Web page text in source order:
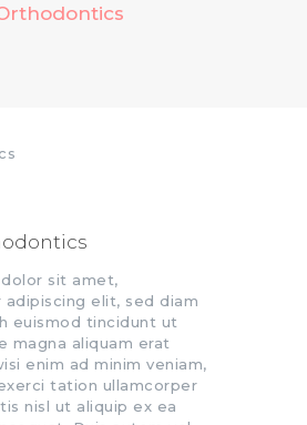
sit amet,
elit, sed diam
euismod tincidunt ut
magna aliquam erat
enim ad minim veniam,
tation ullamcorper
nisl ut aliquip ex ea